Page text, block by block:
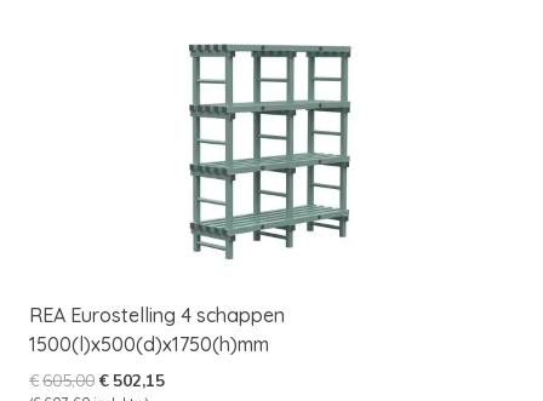
REA Eurostelling 4 schappen
1500(l)x500(d)x1750(h)mm
€605,00Oorspronkelijke
€ 502,15Huidige